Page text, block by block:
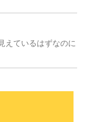
えているはずなのに